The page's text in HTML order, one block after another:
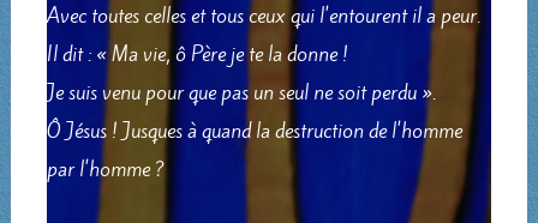
Avec toutes celles et tous ceux qui l'entourent il a peur.
Il dit : « Ma vie, ô Père je te la donne !
Je suis venu pour que pas un seul ne soit perdu ».
Ô Jésus ! Jusques à quand la destruction de l'homme
par l'homme ?